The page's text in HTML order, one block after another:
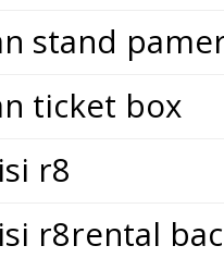
stand
ticket box
r8
r8rental